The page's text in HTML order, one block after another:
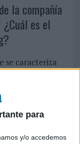
para
y/o accedemos
la compañía
es el
se caracteriza
fue la
en llegar a
hemos
En la
un ritmo de
de un
Ya hemos